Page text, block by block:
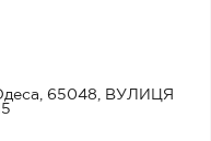
65048, ВУЛИЦЯ